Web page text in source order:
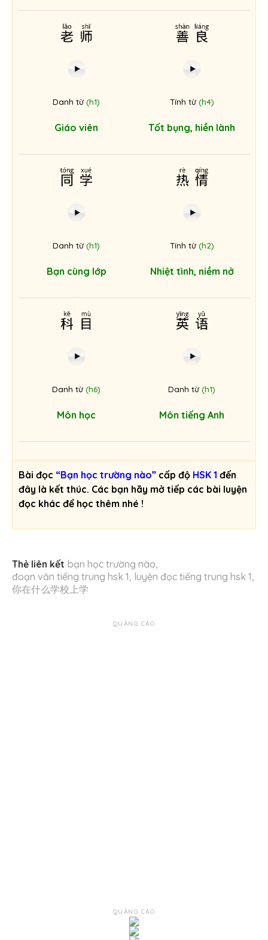
老师
Danh từ (h1)
Giáo viên
善良
Tính từ (h4)
Tốt bụng, hiền lành
同学
Danh từ (h1)
Bạn cùng lớp
热情
Tính từ (h2)
Nhiệt tình, niềm nở
科目
Danh từ (h6)
Môn học
英语
Danh từ (h1)
Môn tiếng Anh
Bài đọc “Bạn học trường nào” cấp độ HSK 1 đến
đây là kết thúc. Các bạn hãy mở tiếp các bài luyện
đọc khác để học thêm nhé !
Thẻ liên kết bạn học trường nào
đoạn văn tiếng trung hsk 1 luyện đọc tiếng trung hsk 1
你在什么学校上学
QUẢNG CÁO
QUẢNG CÁO